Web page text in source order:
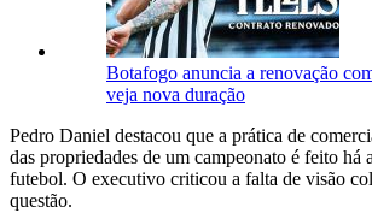
Botafogo anuncia a renovação
veja nova duração
Pedro Daniel destacou que a prática de
das propriedades de um campeonato é feito há
futebol. O executivo criticou a falta de visão
questão.